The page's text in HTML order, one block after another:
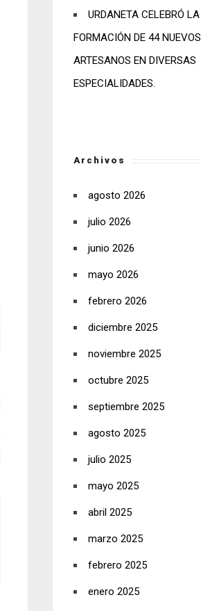
URDANETA CELEBRÓ LA
FORMACIÓN DE 44 NUEVOS
ARTESANOS EN DIVERSAS
ESPECIALIDADES.
Archivos
agosto 2026
julio 2026
junio 2026
mayo 2026
febrero 2026
diciembre 2025
noviembre 2025
octubre 2025
septiembre 2025
agosto 2025
julio 2025
mayo 2025
abril 2025
marzo 2025
febrero 2025
enero 2025